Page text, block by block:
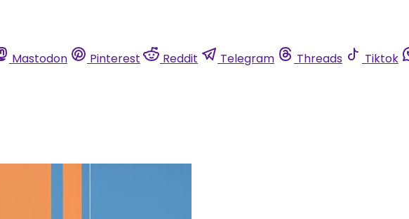
Mastodon Pinterest Reddit Telegram Threads Tiktok